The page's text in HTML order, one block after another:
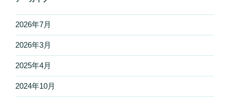
2026年7月
2026年3月
2025年4月
2024年10月